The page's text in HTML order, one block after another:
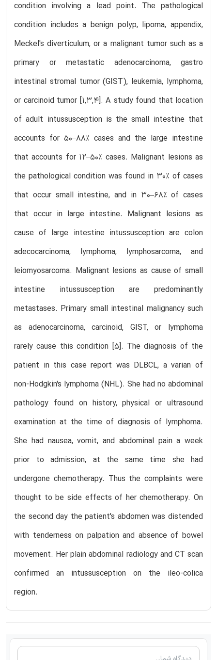
condition involving a lead point. The pathological
condition includes a benign polyp, lipoma, appendix,
Meckel's diverticulum, or a malignant tumor such as a
primary or metastatic adenocarcinoma, gastro
intestinal stromal tumor (GIST), leukemia, lymphoma,
or carcinoid tumor [1,3,4]. A study found that location
of adult intussusception is the small intestine that
accounts for 50–88% cases and the large intestine
that accounts for 12–50% cases. Malignant lesions as
the pathological condition was found in 30% of cases
that occur small intestine, and in 30–68% of cases
that occur in large intestine. Malignant lesions as
cause of large intestine intussusception are colon
adecocarcinoma, lymphoma, lymphosarcoma, and
leiomyosarcoma. Malignant lesions as cause of small
intestine intussusception are predominantly
metastases. Primary small intestinal malignancy such
as adenocarcinoma, carcinoid, GIST, or lymphoma
rarely cause this condition [5]. The diagnosis of the
patient in this case report was DLBCL, a varian of
non-Hodgkin's lymphoma (NHL). She had no abdominal
pathology found on history, physical or ultrasound
examination at the time of diagnosis of lymphoma.
She had nausea, vomit, and abdominal pain a week
prior to admission, at the same time she had
undergone chemotherapy. Thus the complaints were
thought to be side effects of her chemotherapy. On
the second day the patient's abdomen was distended
with tenderness on palpation and absence of bowel
movement. Her plain abdominal radiology and CT scan
confirmed an intussusception on the ileo-colica
region.